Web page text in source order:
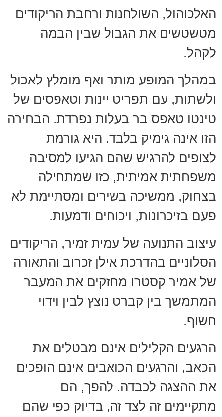
האלכוהול, השולחנות ורחבת הריקודים
מטשטשים את הגבול שבין הבמה
לקהל.
במהלך המופע מותר ואף מומלץ לאכול
ולשתות, עם תפריט יינות וטאפסים של
טינטו טאפס בר בעלות נפרדת. הבחירה
הזו אינה גימיק בלבד. היא גורמת
לצופים להרגיש שהם הגיעו למסיבה
משפחתית אמיתית, כזו שמתחילה
בצחוק, ממשיכה בשירים ומסתיימת לא
פעם בזיכרונות, ויכוחים ודמעות.
עיצוב התנועה של עמית זמיר, הריקודים
הסלוניים בהדרכת אילן זכרוב והתאורה
של אמיר קסטרו מחזקים את המעבר
המתמשך בין קברט נוצץ לבין וידוי
חשוף.
הרגעים הקלילים אינם מבטלים את
הכאב, והרגעים הכואבים אינם הופכים
את ההצגה לכבדה. להפך, הם
מתקיימים זה לצד זה, בדיוק כפי שהם